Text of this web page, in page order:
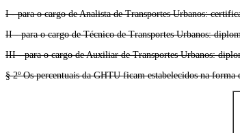
I - para o cargo de Analista de Transportes Urbanos:
II - para o cargo de Técnico de Transportes Urbanos:
III - para o cargo de Auxiliar de Transportes Urbanos:
§ 2º Os percentuais da GHTU ficam estabelecidos na forma